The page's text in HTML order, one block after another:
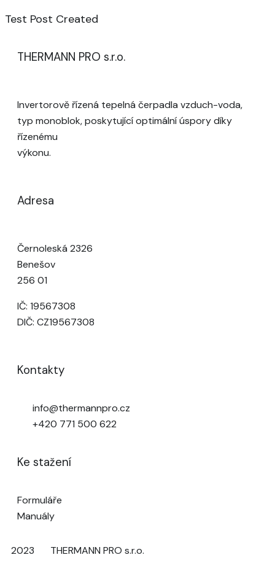
Test Post Created
THERMANN PRO s.r.o.
Invertorově řízená tepelná čerpadla vzduch-voda,
typ monoblok, poskytující optimální úspory díky
řízenému
výkonu.
Adresa
Černoleská 2326
Benešov
256 01
IČ: 19567308
DIČ: CZ19567308
Kontakty
info@thermannpro.cz
+420 771 500 622
Ke stažení
Formuláře
Manuály
2023 THERMANN PRO s.r.o.